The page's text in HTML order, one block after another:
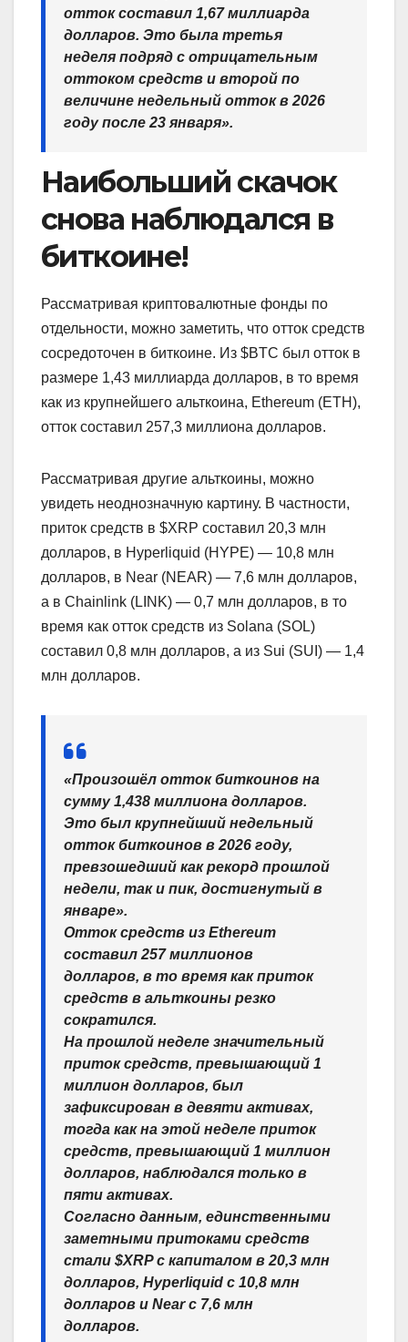
отток составил 1,67 миллиарда
долларов. Это была третья
неделя подряд с отрицательным
оттоком средств и второй по
величине недельный отток в 2026
году после 23 января».
Наибольший скачок
снова наблюдался в
биткоине!
Рассматривая криптовалютные фонды по
отдельности, можно заметить, что отток средств
сосредоточен в биткоине. Из $BTC был отток в
размере 1,43 миллиарда долларов, в то время
как из крупнейшего альткоина, Ethereum (ETH),
отток составил 257,3 миллиона долларов.
Рассматривая другие альткоины, можно
увидеть неоднозначную картину. В частности,
приток средств в $XRP составил 20,3 млн
долларов, в Hyperliquid (HYPE) — 10,8 млн
долларов, в Near (NEAR) — 7,6 млн долларов,
а в Chainlink (LINK) — 0,7 млн долларов, в то
время как отток средств из Solana (SOL)
составил 0,8 млн долларов, а из Sui (SUI) — 1,4
млн долларов.
«Произошёл отток биткоинов на
сумму 1,438 миллиона долларов.
Это был крупнейший недельный
отток биткоинов в 2026 году,
превзошедший как рекорд прошлой
недели, так и пик, достигнутый в
январе».
Отток средств из Ethereum
составил 257 миллионов
долларов, в то время как приток
средств в альткоины резко
сократился.
На прошлой неделе значительный
приток средств, превышающий 1
миллион долларов, был
зафиксирован в девяти активах,
тогда как на этой неделе приток
средств, превышающий 1 миллион
долларов, наблюдался только в
пяти активах.
Согласно данным, единственными
заметными притоками средств
стали $XRP с капиталом в 20,3 млн
долларов, Hyperliquid с 10,8 млн
долларов и Near с 7,6 млн
долларов.